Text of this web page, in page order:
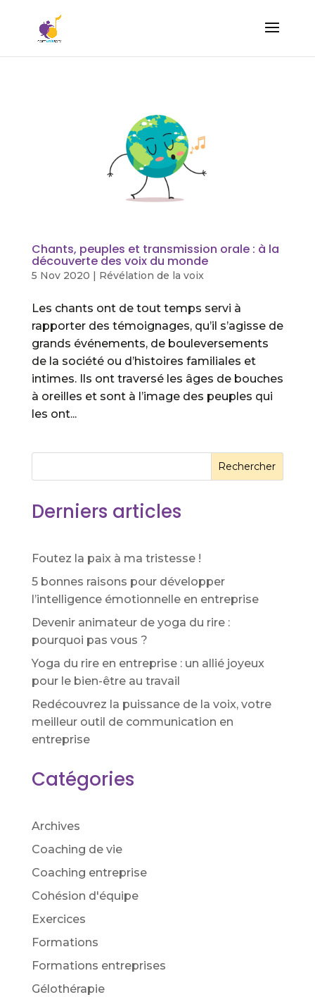
Chants, peuples et transmission orale : à la
découverte des voix du monde
5 Nov 2020 | Révélation de la voix
Les chants ont de tout temps servi à
rapporter des témoignages, qu’il s’agisse de
grands événements, de bouleversements
de la société ou d’histoires familiales et
intimes. Ils ont traversé les âges de bouches
à oreilles et sont à l’image des peuples qui
les ont...
Rechercher
Derniers articles
Foutez la paix à ma tristesse !
5 bonnes raisons pour développer
l’intelligence émotionnelle en entreprise
Devenir animateur de yoga du rire :
pourquoi pas vous ?
Yoga du rire en entreprise : un allié joyeux
pour le bien-être au travail
Redécouvrez la puissance de la voix, votre
meilleur outil de communication en
entreprise
Catégories
Archives
Coaching de vie
Coaching entreprise
Cohésion d'équipe
Exercices
Formations
Formations entreprises
Gélothérapie